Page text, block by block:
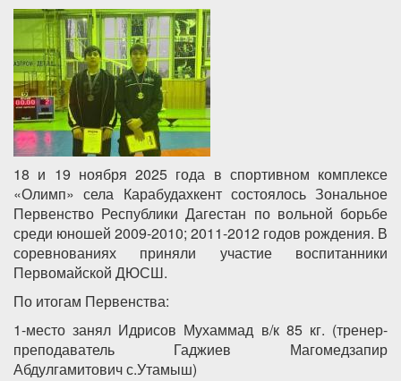
18 и 19 ноября 2025 года в спортивном комплексе
«Олимп» села Карабудахкент состоялось Зональное
Первенство Республики Дагестан по вольной борьбе
среди юношей 2009-2010; 2011-2012 годов рождения. В
соревнованиях приняли участие воспитанники
Первомайской ДЮСШ.
По итогам Первенства:
1-место занял Идрисов Мухаммад в/к 85 кг. (тренер-
преподаватель Гаджиев Магомедзапир
Абдулгамитович с.Утамыш)